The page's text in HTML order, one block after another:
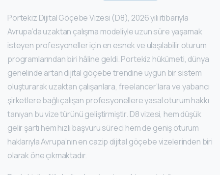
Portekiz Dijital Göçebe Vizesi (D8), 2026 yılı itibarıyla
Avrupa’da uzaktan çalışma modeliyle uzun süre yaşamak
isteyen profesyoneller için en esnek ve ulaşılabilir oturum
programlarından biri hâline geldi. Portekiz hükümeti, dünya
genelinde artan dijital göçebe trendine uygun bir sistem
oluşturarak uzaktan çalışanlara, freelancer’lara ve yabancı
şirketlere bağlı çalışan profesyonellere yasal oturum hakkı
tanıyan bu vize türünü geliştirmiştir. D8 vizesi, hem düşük
gelir şartı hem hızlı başvuru süreci hem de geniş oturum
haklarıyla Avrupa’nın en cazip dijital göçebe vizelerinden biri
olarak öne çıkmaktadır.